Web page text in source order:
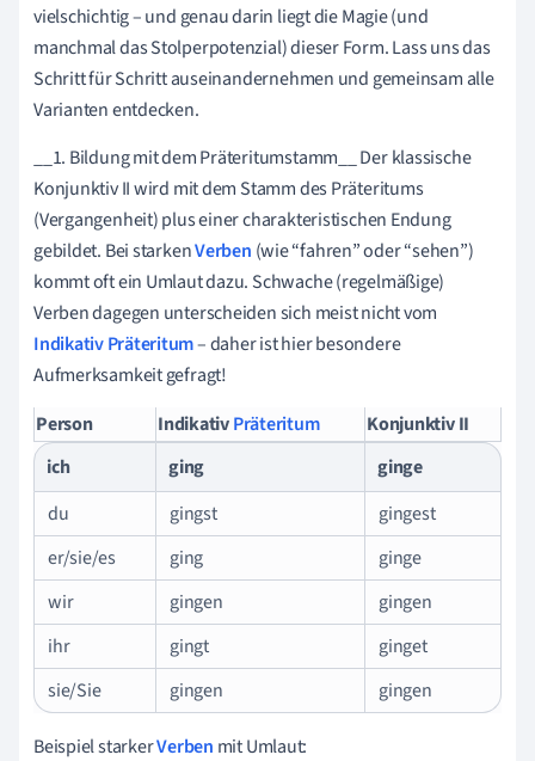
vielschichtig – und genau darin liegt die Magie (und
manchmal das Stolperpotenzial) dieser Form. Lass uns das
Schritt für Schritt auseinandernehmen und gemeinsam alle
Varianten entdecken.
__1. Bildung mit dem Präteritumstamm__ Der klassische
Konjunktiv II wird mit dem Stamm des Präteritums
(Vergangenheit) plus einer charakteristischen Endung
gebildet. Bei starkenVerben (wie “fahren” oder “sehen”)
kommt oft ein Umlaut dazu. Schwache (regelmäßige)
Verben dagegen unterscheiden sich meist nicht vom
IndikativPräteritum– daher ist hier besondere
Aufmerksamkeit gefragt!
Person
IndikativPräteritum
Konjunktiv II
ich
ging
ginge
du
gingst
gingest
er/sie/es
ging
ginge
wir
gingen
gingen
ihr
gingt
ginget
sie/Sie
gingen gingen
Beispiel starkerVerben mit Umlaut: